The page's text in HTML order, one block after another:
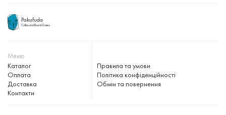
Pakufuda
Coffee and Board Games
Меню
Каталог
Оплата
Доставка
Контакти
Правила та умови
Політика конфіденційності
Обмін та повернення